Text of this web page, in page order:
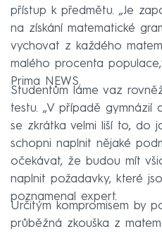
přístup k předmětu. „Je
na získání matematické
vychovat z každého
malého procenta
Prima NEWS.
Studentům láme vaz
testu. „V případě gymnázií
se zkrátka velmi liší to, do
schopni naplnit nějaké
očekávat, že budou mít
naplnit požadavky, které
poznamenal expert.
Určitým kompromisem by
průběžná zkouška z